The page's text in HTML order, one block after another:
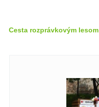
Cesta rozprávkovým lesom